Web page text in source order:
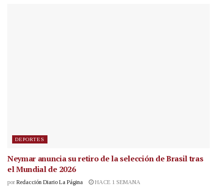
DEPORTES
Neymar anuncia su retiro de la selección de Brasil tras
el Mundial de 2026
por Redacción Diario La Página HACE 1 SEMANA